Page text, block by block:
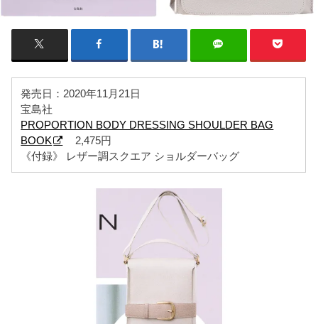
発売日：2020年11月21日
宝島社
PROPORTION BODY DRESSING SHOULDER BAG
BOOK
2,475円
《付録》 レザー調スクエア ショルダーバッグ